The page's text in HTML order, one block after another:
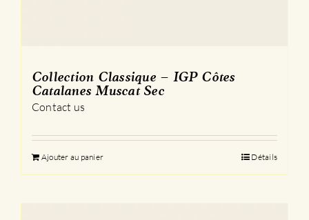
Collection Classique – IGP Côtes
Catalanes Muscat Sec
Contact us
Ajouter au panier Détails